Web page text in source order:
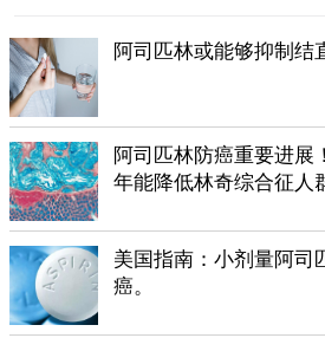
阿司匹林或能够抑制结
阿司匹林防癌重要进展
年能降低林奇综合征人
美国指南：小剂量阿司
癌。